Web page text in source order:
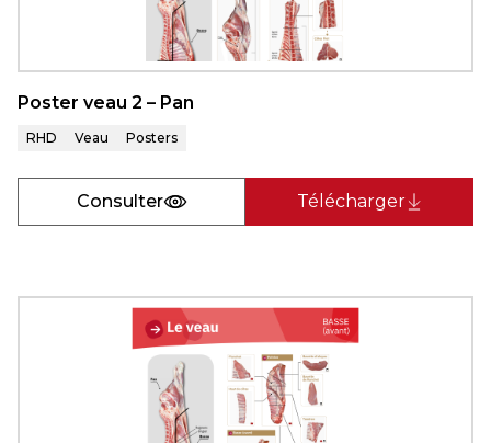
Poster veau 2 – Pan
RHD Veau Posters
Consulter Télécharger